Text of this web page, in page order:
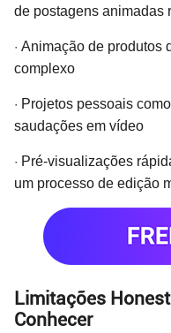
de postagens animadas
· Animação de produtos
complexo
· Projetos pessoais
saudações em vídeo
· Pré-visualizações
um processo de edição
Limitações
Conhecer